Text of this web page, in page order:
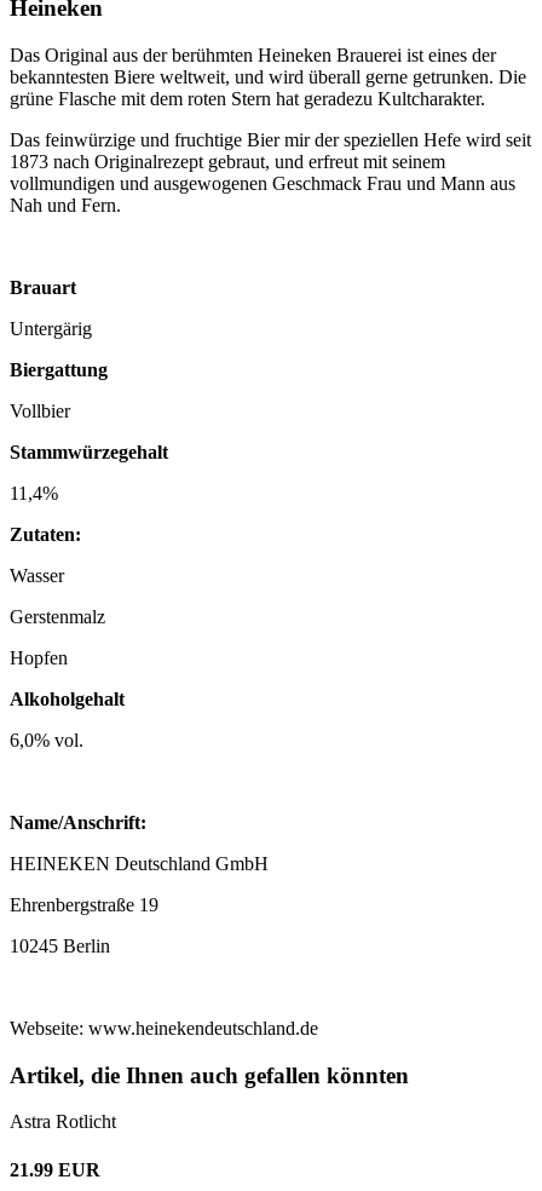
Heineken
Das Original aus der berühmten Heineken Brauerei ist eines der
bekanntesten Biere weltweit, und wird überall gerne getrunken. Die
grüne Flasche mit dem roten Stern hat geradezu Kultcharakter.
Das feinwürzige und fruchtige Bier mir der speziellen Hefe wird seit
1873 nach Originalrezept gebraut, und erfreut mit seinem
vollmundigen und ausgewogenen Geschmack Frau und Mann aus
Nah und Fern.
Brauart
Untergärig
Biergattung
Vollbier
Stammwürzegehalt
11,4%
Zutaten:
Wasser
Gerstenmalz
Hopfen
Alkoholgehalt
6,0% vol.
Name/Anschrift:
HEINEKEN Deutschland GmbH
Ehrenbergstraße 19
10245 Berlin
Webseite: www.heinekendeutschland.de
Artikel, die Ihnen auch gefallen könnten
Astra Rotlicht
21.99 EUR